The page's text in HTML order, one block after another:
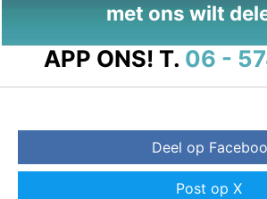
met ons wilt
APP ONS! T. 06 -
Deel op
Post op X